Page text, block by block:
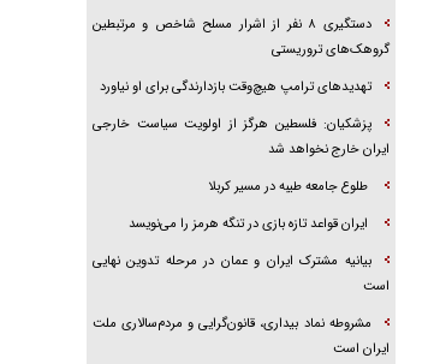
دستگیری ۸ نفر از اشرار مسلح شاخص و مرتبطین
گروهک‌های تروریستی
تهدید‌های ترامپ هیچ‌وقت بازدارندگی برای او نیاورد
پزشکیان: فلسطین هرگز از اولویت سیاست خارجی
ایران خارج نخواهد شد
طلوع جامعه طیبه در مسیر کربلا
ایران قواعد تازه بازی در تنگه هرمز را می‌نویسد
بیانیه مشترک ایران و عمان در مرحله تدوین نهایی
است
مشروطه نماد بیداری، قانون‌گرایی و مردم‌سالاری ملت
ایران است